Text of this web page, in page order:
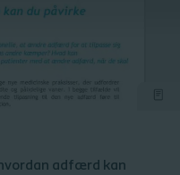
adfærd kan